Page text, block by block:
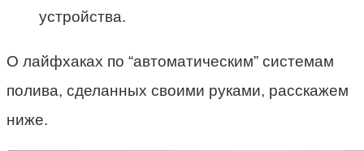
устройства.
О лайфхаках по “автоматическим” системам
полива, сделанных своими руками, расскажем
ниже.